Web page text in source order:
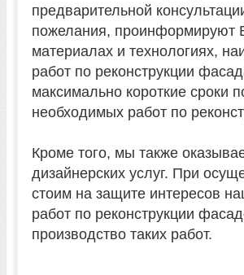
предварительной
пожелания, проинформируют
материалах и технологиях,
работ по реконструкции
максимально короткие сроки
необходимых работ по
Кроме того, мы также
дизайнерских услуг. При
стоим на защите интересов
работ по реконструкции
производство таких работ.